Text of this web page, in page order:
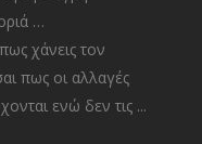
…
χάνεις τον
πως οι αλλαγές
ενώ δεν τις ...